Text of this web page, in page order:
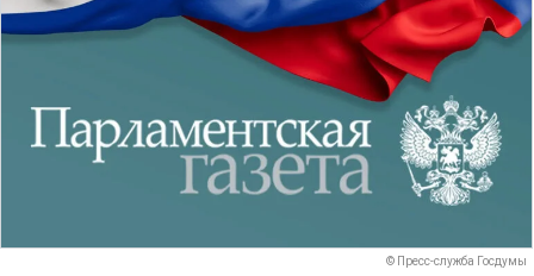
© Пресс-служба Госдумы